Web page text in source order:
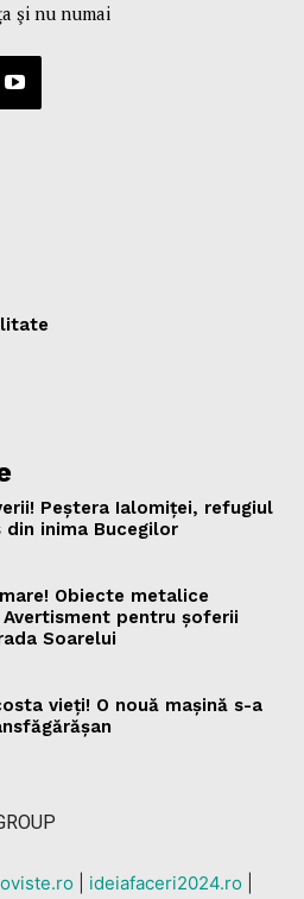
şi nu numai
Peștera Ialomiței, refugiul
inima Bucegilor
Obiecte metalice
pentru șoferii
Soarelui
vieți! O nouă mașină s-a
ideiafaceri2024.ro